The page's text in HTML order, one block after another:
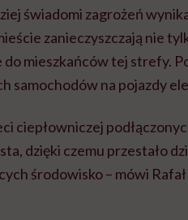
świadomi zagrożeń
zanieczyszczają nie
do mieszkańców tej strefy.
samochodów na pojazdy
ciepłowniczej
dzięki czemu przestało
środowisko – mówi